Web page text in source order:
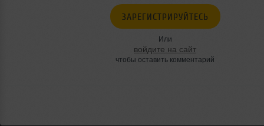
ЗАРЕГИСТРИРУЙТЕСЬ
Или
войдите на сайт
чтобы оставить комментарий